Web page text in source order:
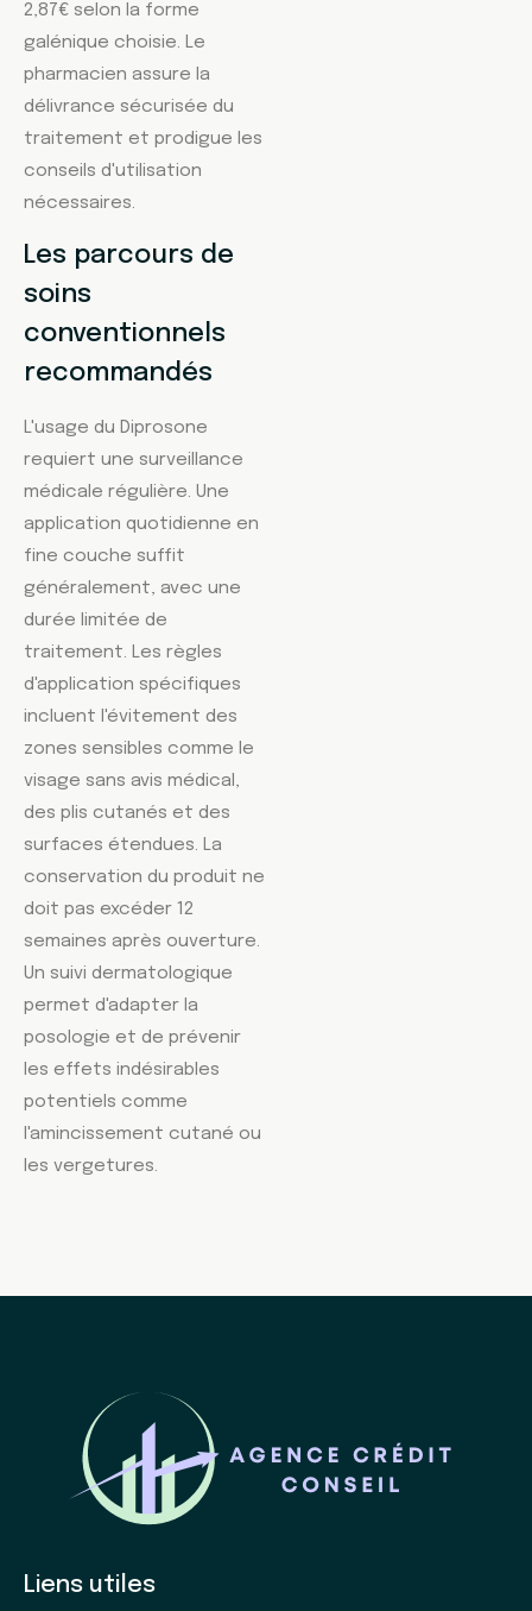
2,87€ selon la forme
galénique choisie. Le
pharmacien assure la
délivrance sécurisée du
traitement et prodigue les
conseils d'utilisation
nécessaires.
Les parcours de
soins
conventionnels
recommandés
L'usage du Diprosone
requiert une surveillance
médicale régulière. Une
application quotidienne en
fine couche suffit
généralement, avec une
durée limitée de
traitement. Les règles
d'application spécifiques
incluent l'évitement des
zones sensibles comme le
visage sans avis médical,
des plis cutanés et des
surfaces étendues. La
conservation du produit ne
doit pas excéder 12
semaines après ouverture.
Un suivi dermatologique
permet d'adapter la
posologie et de prévenir
les effets indésirables
potentiels comme
l'amincissement cutané ou
les vergetures.
Liens utiles